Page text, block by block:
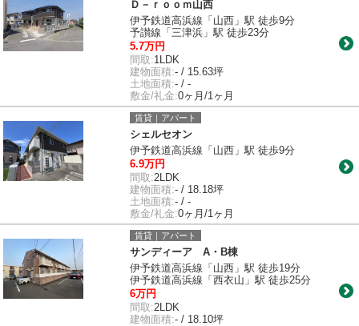
Ｄ－ｒｏｏｍ山西
伊予鉄道高浜線「山西」駅 徒歩9分
予讃線「三津浜」駅 徒歩23分
5.7万円
間取:1LDK
建物面積:- / 15.63坪
土地面積:- / -
敷金/礼金:0ヶ月/1ヶ月
賃貸｜アパート
シェルセオン
伊予鉄道高浜線「山西」駅 徒歩9分
6.9万円
間取:2LDK
建物面積:- / 18.18坪
土地面積:- / -
敷金/礼金:0ヶ月/1ヶ月
賃貸｜アパート
サンディーア A・B棟
伊予鉄道高浜線「山西」駅 徒歩19分
伊予鉄道高浜線「西衣山」駅 徒歩25分
6万円
間取:2LDK
建物面積:- / 18.10坪